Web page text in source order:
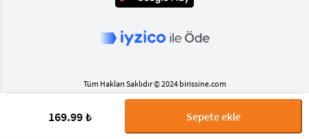
169.99 ₺ Sepete ekle
Tüm Hakları Saklıdır © 2024 birissine.com